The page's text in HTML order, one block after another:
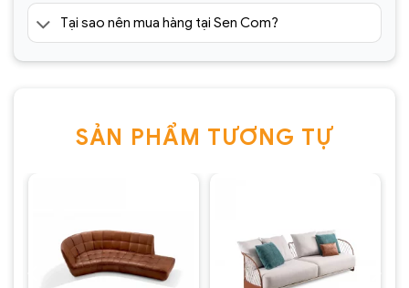
Tại sao nên mua hàng tại Sen Com?
SẢN PHẨM TƯƠNG TỰ